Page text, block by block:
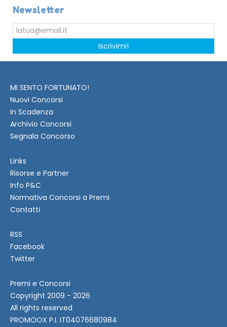
Newsletter
Iscrivimi!
MI SENTO FORTUNATO!
Nuovi Concorsi
In Scadenza
Archivio Concorsi
Segnala Concorso
Links
Risorse e Partner
Info P&C
Normativa Concorsi a Premi
Contatti
RSS
Facebook
Twitter
Premi e Concorsi
Copyright 2009 - 2026
All rights reserved
PROMOOX P.I. IT04076680984